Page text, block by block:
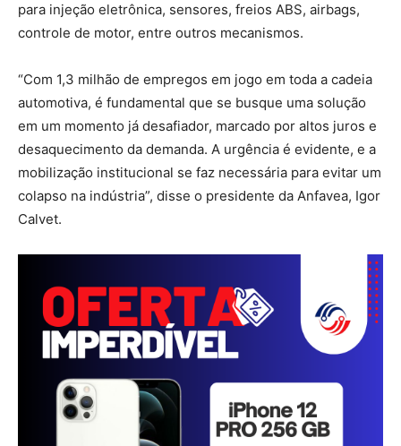
para injeção eletrônica, sensores, freios ABS, airbags,
controle de motor, entre outros mecanismos.
“Com 1,3 milhão de empregos em jogo em toda a cadeia
automotiva, é fundamental que se busque uma solução
em um momento já desafiador, marcado por altos juros e
desaquecimento da demanda. A urgência é evidente, e a
mobilização institucional se faz necessária para evitar um
colapso na indústria”, disse o presidente da Anfavea, Igor
Calvet.